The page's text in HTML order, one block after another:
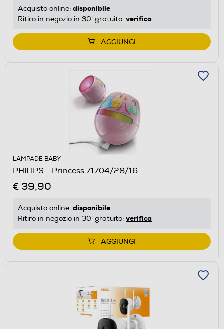
Acquisto online: disponibile
Ritiro in negozio in 30' gratuito: verifica
AGGIUNGI
LAMPADE BABY
PHILIPS - Princess 71704/28/16
€ 39,90
Acquisto online: disponibile
Ritiro in negozio in 30' gratuito: verifica
AGGIUNGI